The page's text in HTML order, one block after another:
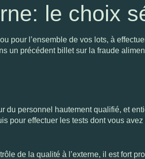
le choix
pour l’ensemble de vos lots, à
un précédent billet sur la fraude
du personnel hautement qualifié, et
pour effectuer les tests dont vous avez
de la qualité à l’externe, il est fort